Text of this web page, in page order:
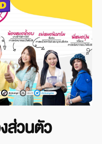
ส่วนตัว